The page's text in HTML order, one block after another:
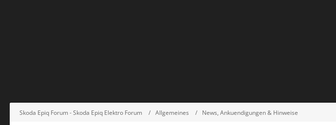
Skoda Epiq Forum - Skoda Epiq Elektro Forum Allgemeines News, Ankuendigungen & Hinweise